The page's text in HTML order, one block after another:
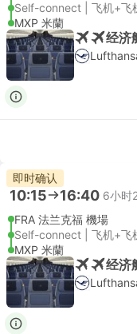
Self-connect | 飞机+飞
MXP 米蘭
经济
即时确认
10:15 16:40 6小时
FRA 法兰克福 機場
Self-connect | 飞机+飞
MXP 米蘭
经济